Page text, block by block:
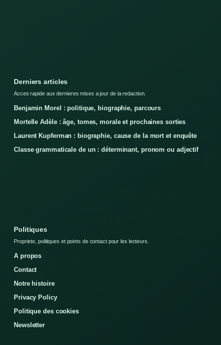
Derniers articles
Acces rapide aux dernieres mises a jour de la redaction.
Benjamin Morel : politique, biographie, parcours
Mortelle Adèle : âge, tomes, morale et prochaines sorties
Laurent Kupferman : biographie, cause de la mort et enquête
Classe grammaticale de un : déterminant, pronom ou adjectif
Politiques
Propriete, politiques et points de contact pour les lecteurs.
A propos
Contact
Notre histoire
Privacy Policy
Politique des cookies
Newsletter